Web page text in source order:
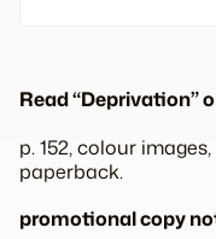
Read “Deprivation”
p. 152, colour
paperback.
promotional copy